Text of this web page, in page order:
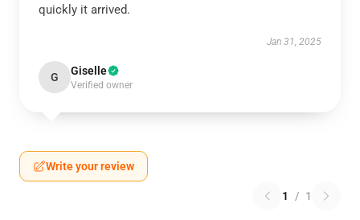
quickly it arrived.
Jan 31, 2025
G Giselle
Verified owner
Write your review
1 / 1